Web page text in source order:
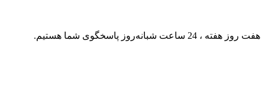
هفت روز هفته ، 24 ساعت شبانه‌روز پاسخگوی شما هستیم.